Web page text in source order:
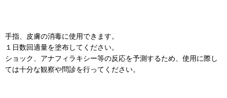
手指、皮膚の消毒に使用できます。
１日数回適量を塗布してください。
ショック、アナフィラキシー等の反応を予測するため、使用に際し
ては十分な観察や問診を行ってください。